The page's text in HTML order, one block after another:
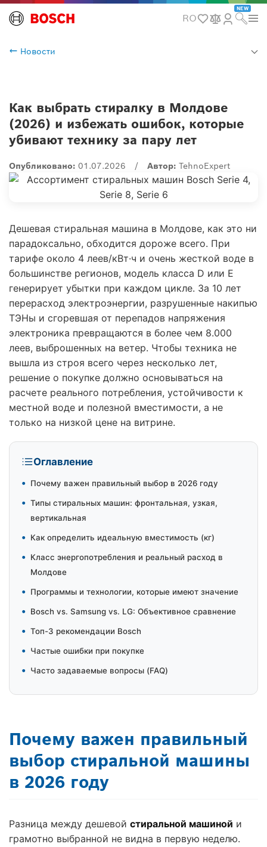
RO
NEW
Новости
Как выбрать стиралку в Молдове
(2026) и избежать ошибок, которые
убивают технику за пару лет
Опубликовано: 01.07.2026 / Автор: TehnoExpert
Дешевая стиральная машина в Молдове, как это ни
парадоксально, обходится дороже всего. При
тарифе около 4 леев/кВт·ч и очень жесткой воде в
большинстве регионов, модель класса D или E
генерирует убытки при каждом цикле. За 10 лет
перерасход электроэнергии, разрушенные накипью
ТЭНы и сгоревшая от перепадов напряжения
электроника превращаются в более чем 8.000
леев, выброшенных на ветер. Чтобы техника не
вышла из строя всего через несколько лет,
решение о покупке должно основываться на
расчете реального потребления, устойчивости к
местной воде и полезной вместимости, а не
только на низкой цене на витрине.
Оглавление
• Почему важен правильный выбор в 2026 году
• Типы стиральных машин: фронтальная, узкая,
вертикальная
• Как определить идеальную вместимость (кг)
• Класс энергопотребления и реальный расход в
Молдове
• Программы и технологии, которые имеют значение
• Bosch vs. Samsung vs. LG: Объективное сравнение
• Топ-3 рекомендации Bosch
• Частые ошибки при покупке
• Часто задаваемые вопросы (FAQ)
Почему важен правильный
выбор стиральной машины
в 2026 году
Разница между дешевой стиральной машиной и
грамотно выбранной не видна в первую неделю.